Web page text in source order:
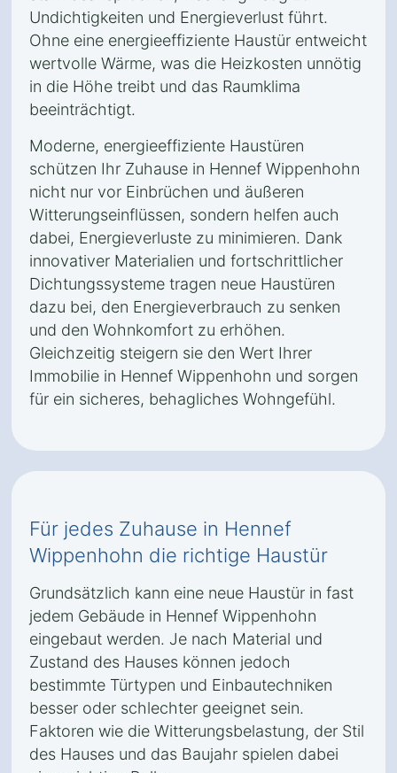
Undichtigkeiten und Energieverlust führt.
Ohne eine energieeffiziente Haustür entweicht
wertvolle Wärme, was die Heizkosten unnötig
in die Höhe treibt und das Raumklima
beeinträchtigt.
Moderne, energieeffiziente Haustüren
schützen Ihr Zuhause in Hennef Wippenhohn
nicht nur vor Einbrüchen und äußeren
Witterungseinflüssen, sondern helfen auch
dabei, Energieverluste zu minimieren. Dank
innovativer Materialien und fortschrittlicher
Dichtungssysteme tragen neue Haustüren
dazu bei, den Energieverbrauch zu senken
und den Wohnkomfort zu erhöhen.
Gleichzeitig steigern sie den Wert Ihrer
Immobilie in Hennef Wippenhohn und sorgen
für ein sicheres, behagliches Wohngefühl.
Für jedes Zuhause in Hennef
Wippenhohn die richtige Haustür
Grundsätzlich kann eine neue Haustür in fast
jedem Gebäude in Hennef Wippenhohn
eingebaut werden. Je nach Material und
Zustand des Hauses können jedoch
bestimmte Türtypen und Einbautechniken
besser oder schlechter geeignet sein.
Faktoren wie die Witterungsbelastung, der Stil
des Hauses und das Baujahr spielen dabei